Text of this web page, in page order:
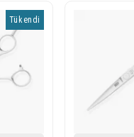
Tükendi